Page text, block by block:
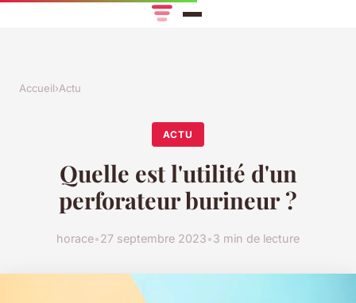
Accueil›Actu
ACTU
Quelle est l'utilité d'un
perforateur burineur ?
horace•27 septembre 2023•3 min de lecture